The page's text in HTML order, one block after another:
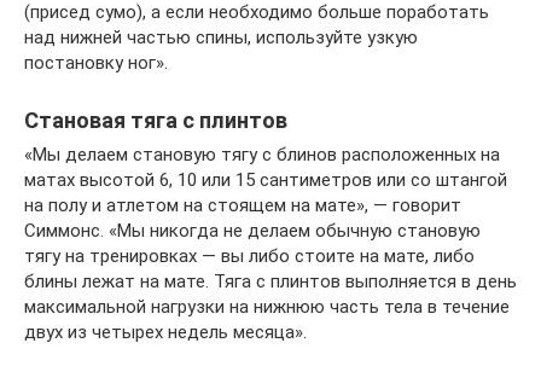
(присед сумо), а если необходимо больше поработать
над нижней частью спины, используйте узкую
постановку ног».
Становая тяга с плинтов
«Мы делаем становую тягу с блинов расположенных на
матах высотой 6, 10 или 15 сантиметров или со штангой
на полу и атлетом на стоящем на мате», — говорит
Симмонс. «Мы никогда не делаем обычную становую
тягу на тренировках — вы либо стоите на мате, либо
блины лежат на мате. Тяга с плинтов выполняется в день
максимальной нагрузки на нижнюю часть тела в течение
двух из четырех недель месяца».